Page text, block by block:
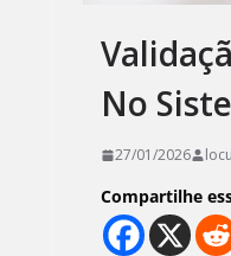
No
27/01/2026
Compartilhe